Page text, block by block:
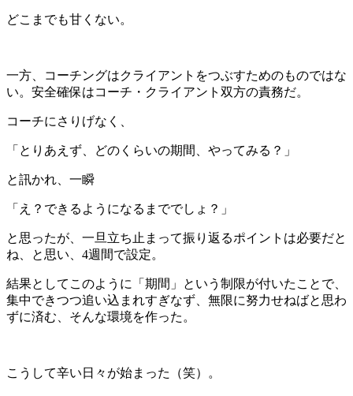
どこまでも甘くない。
一方、コーチングはクライアントをつぶすためのものではな
い。安全確保はコーチ・クライアント双方の責務だ。
コーチにさりげなく、
「とりあえず、どのくらいの期間、やってみる？」
と訊かれ、一瞬
「え？できるようになるまででしょ？」
と思ったが、一旦立ち止まって振り返るポイントは必要だと
ね、と思い、4週間で設定。
結果としてこのように「期間」という制限が付いたことで、
集中できつつ追い込まれすぎなず、無限に努力せねばと思わ
ずに済む、そんな環境を作った。
こうして辛い日々が始まった（笑）。